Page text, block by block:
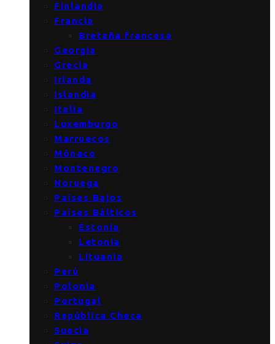
Finlandia
Francia
Bretaña francesa
Georgia
Grecia
Irlanda
Islandia
Italia
Luxemburgo
Marruecos
Mónaco
Montenegro
Noruega
Países Bajos
Países Bálticos
Estonia
Letonia
Lituania
Perú
Polonia
Portugal
República Checa
Suecia